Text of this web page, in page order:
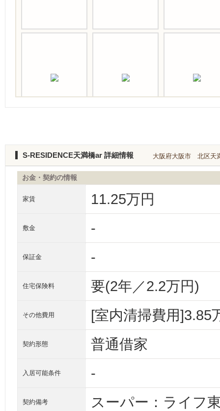
S-RESIDENCE天満橋ar 詳細情報 大阪府大阪市 北区天
お金・契約の情報
家賃 11.25万円
敷金 -
保証金 -
住宅保険料 要(2年／2.2万円)
その他費用 [室内清掃費用]3.85
契約形態 普通借家
入居可能条件 -
契約備考 スーパー：ライフ